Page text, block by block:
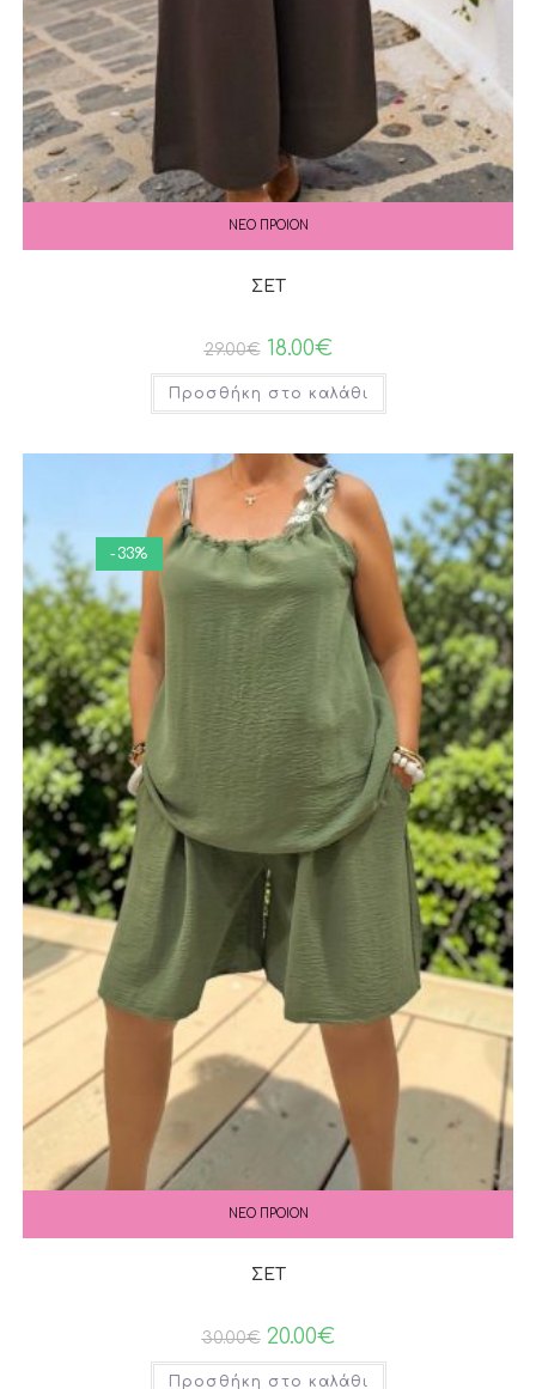
ΝΕΟ ΠΡΟΙΟΝ
ΣΕΤ
29.00€ 18.00€
Προσθήκη στο καλάθι
-33%
ΝΕΟ ΠΡΟΙΟΝ
ΣΕΤ
30.00€ 20.00€
Προσθήκη στο καλάθι